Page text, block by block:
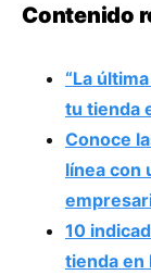
Contenido
“La
tu tienda
Conoce
línea con
10
tienda en